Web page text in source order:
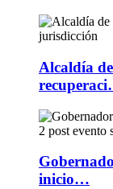
Alcaldía
inicio…